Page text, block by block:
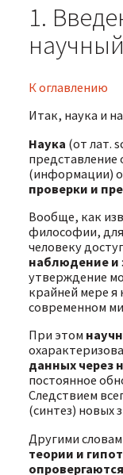
1.
К оглавлению
Итак, наука и
Наука (от лат.
представление
(информации)
проверки и
Вообще, как
философии,
человеку
наблюдение и
утверждение
крайней мере я
современном
При этом
данных через
постоянное
Следствием
(синтез) новых
Другими
теории и